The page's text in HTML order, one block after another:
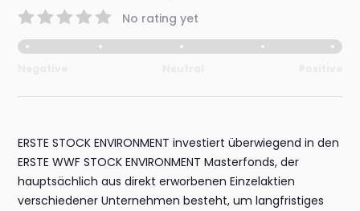
No rating yet
ERSTE STOCK ENVIRONMENT investiert überwiegend in den
ERSTE WWF STOCK ENVIRONMENT Masterfonds, der
hauptsächlich aus direkt erworbenen Einzelaktien
verschiedener Unternehmen besteht, um langfristiges